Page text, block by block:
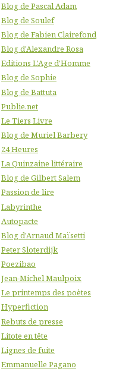
Blog de Pascal Adam
Blog de Soulef
Blog de Fabien Clairefond
Blog d'Alexandre Rosa
Editions L'Age d'Homme
Blog de Sophie
Blog de Battuta
Publie.net
Le Tiers Livre
Blog de Muriel Barbery
24 Heures
La Quinzaine littéraire
Blog de Gilbert Salem
Passion de lire
Labyrinthe
Autopacte
Blog d'Arnaud Maïsetti
Peter Sloterdijk
Poezibao
Jean-Michel Maulpoix
Le printemps des poètes
Hyperfiction
Rebuts de presse
Litote en tête
Lignes de fuite
Emmanuelle Pagano